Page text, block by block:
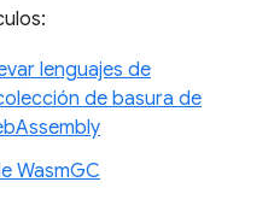
lenguajes de
de basura de
WasmGC